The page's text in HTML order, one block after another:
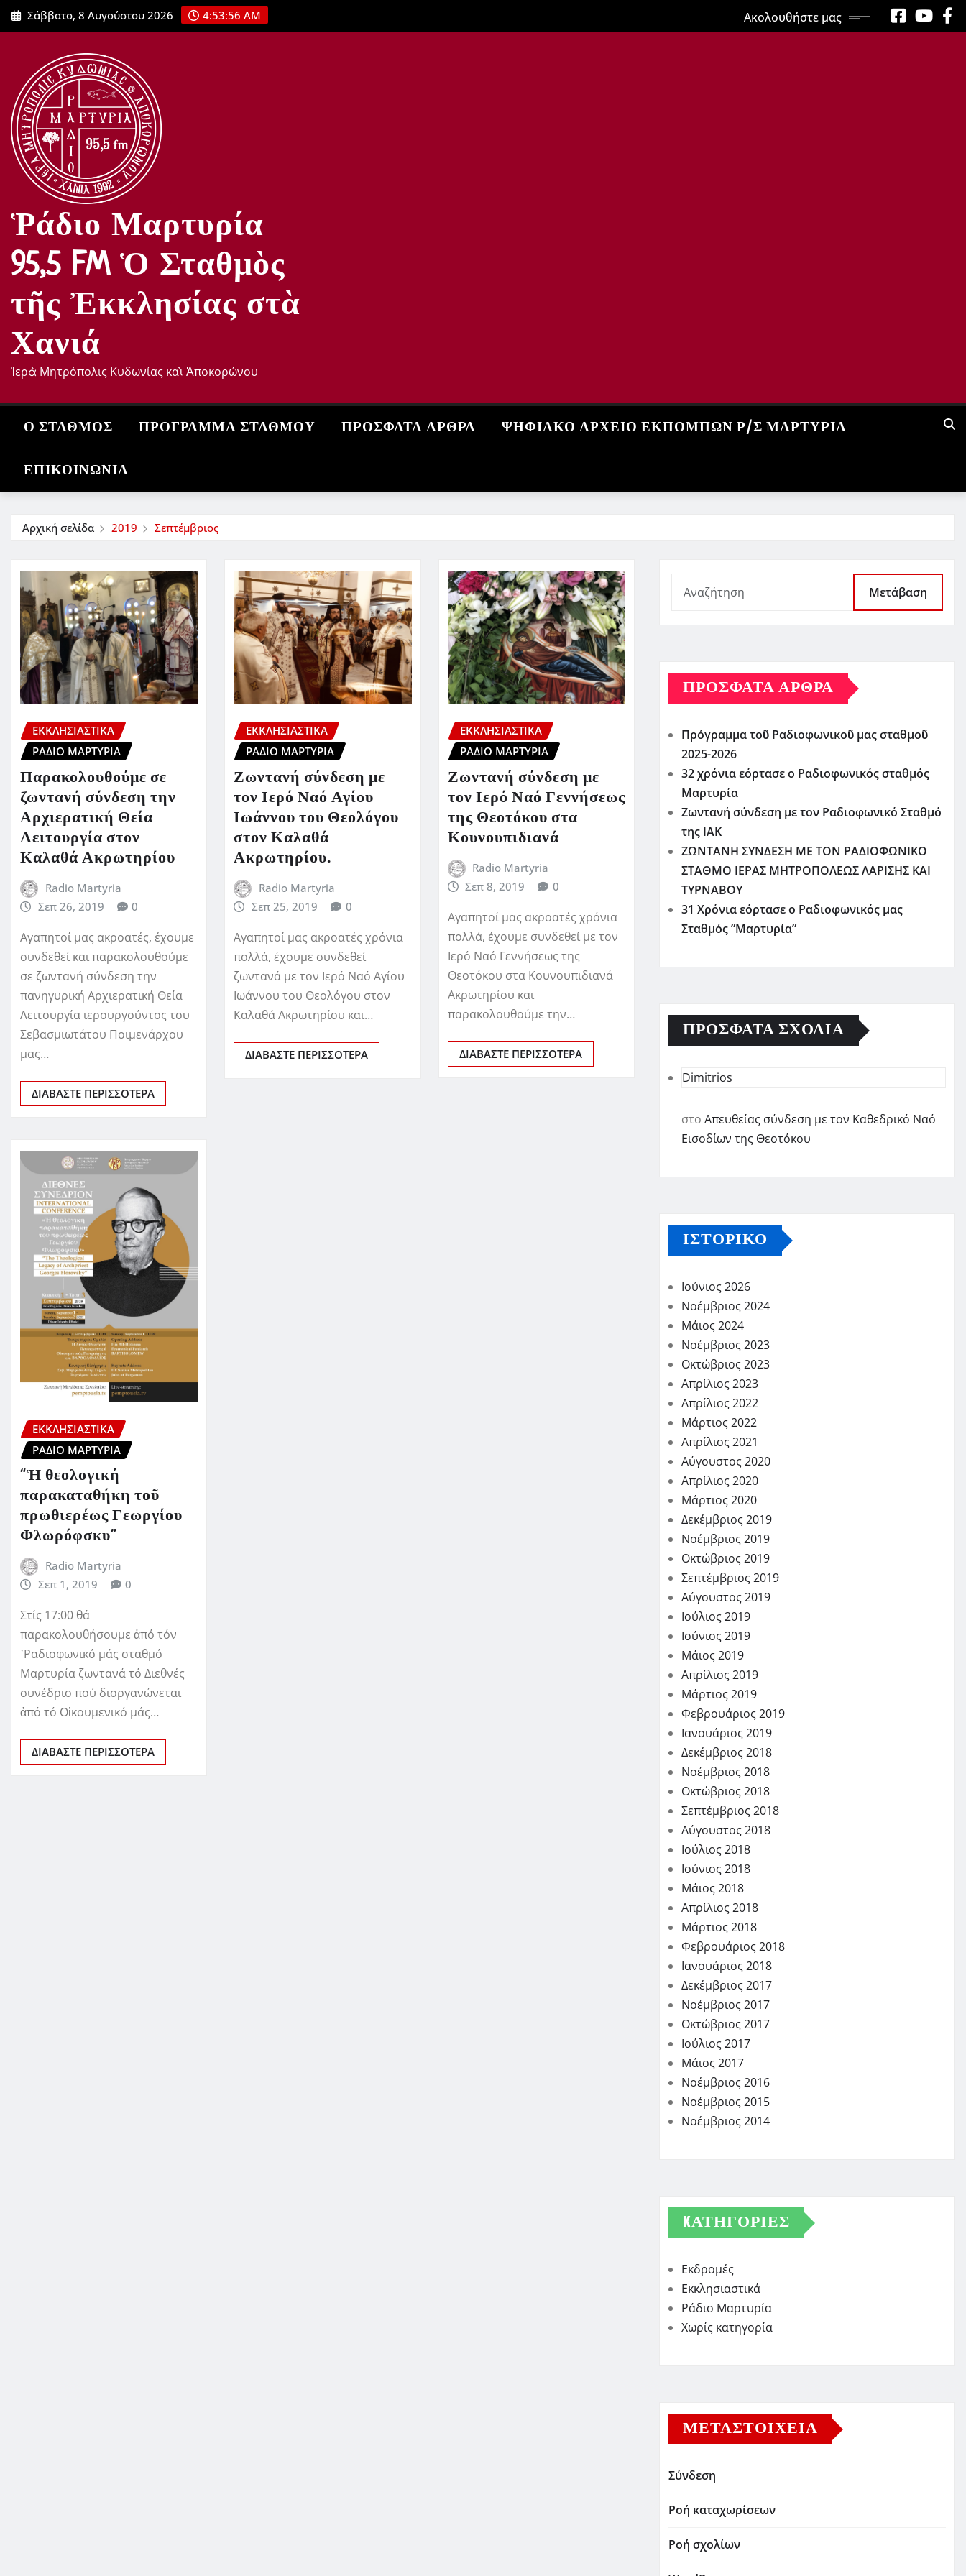
Μετάβαση
στο
Σάββατο, 8 Αυγούστου 2026 4:53:57 AM Ακολουθήστε μας
Ῥάδιο Μαρτυρία
95,5 FM Ὁ Σταθμὸς
τῆς Ἐκκλησίας στὰ
Χανιά
Ἱερὰ Μητρόπολις Κυδωνίας καὶ Ἀποκορώνου
Ο ΣΤΑΘΜΌΣ ΠΡΌΓΡΑΜΜΑ ΣΤΑΘΜΟΎ ΠΡΌΣΦΑΤΑ ΆΡΘΡΑ ΨΗΦΙΑΚΌ ΑΡΧΕΊΟ ΕΚΠΟΜΠΏΝ Ρ/Σ ΜΑΡΤΥΡΊΑ
ΕΠΙΚΟΙΝΩΝΊΑ
Αρχική σελίδα 2019 Σεπτέμβριος
ΕΚΚΛΗΣΙΑΣΤΙΚΆ
ΡΆΔΙΟ ΜΑΡΤΥΡΊΑ
Παρακολουθούμε σε
ζωντανή σύνδεση την
Αρχιερατική Θεία
Λειτουργία στον
Καλαθά Ακρωτηρίου
Radio Martyria
Σεπ 26, 2019
0
Αγαπητοί μας ακροατές, έχουμε
συνδεθεί και παρακολουθούμε
σε ζωντανή σύνδεση την
πανηγυρική Αρχιερατική Θεία
Λειτουργία ιερουργούντος του
Σεβασμιωτάτου Ποιμενάρχου
μας…
ΔΙΑΒΆΣΤΕ ΠΕΡΙΣΣΌΤΕΡΑ
ΕΚΚΛΗΣΙΑΣΤΙΚΆ
ΡΆΔΙΟ ΜΑΡΤΥΡΊΑ
Ζωντανή σύνδεση με
τον Ιερό Ναό Αγίου
Ιωάννου του Θεολόγου
στον Καλαθά
Ακρωτηρίου.
Radio Martyria
Σεπ 25, 2019
0
Αγαπητοί μας ακροατές χρόνια
πολλά, έχουμε συνδεθεί
ζωντανά με τον Ιερό Ναό Αγίου
Ιωάννου του Θεολόγου στον
Καλαθά Ακρωτηρίου και…
ΔΙΑΒΆΣΤΕ ΠΕΡΙΣΣΌΤΕΡΑ
ΕΚΚΛΗΣΙΑΣΤΙΚΆ
ΡΆΔΙΟ ΜΑΡΤΥΡΊΑ
Ζωντανή σύνδεση με
τον Ιερό Ναό Γεννήσεως
της Θεοτόκου στα
Κουνουπιδιανά
Radio Martyria
Σεπ 8, 2019
0
Αγαπητοί μας ακροατές χρόνια
πολλά, έχουμε συνδεθεί με τον
Ιερό Ναό Γεννήσεως της
Θεοτόκου στα Κουνουπιδιανά
Ακρωτηρίου και
παρακολουθούμε την…
ΔΙΑΒΆΣΤΕ ΠΕΡΙΣΣΌΤΕΡΑ
ΕΚΚΛΗΣΙΑΣΤΙΚΆ
ΡΆΔΙΟ ΜΑΡΤΥΡΊΑ
“Ἡ θεολογική
παρακαταθήκη τοῦ
πρωθιερέως Γεωργίου
Φλωρόφσκυ”
Radio Martyria
Σεπ 1, 2019
0
Στίς 17:00 θά
παρακολουθήσουμε ἀπό τόν
῾Ραδιοφωνικό μάς σταθμό
Μαρτυρία ζωντανά τό Διεθνές
συνέδριο πού διοργανώνεται
ἀπό τό Οἰκουμενικό μάς…
ΔΙΑΒΆΣΤΕ ΠΕΡΙΣΣΌΤΕΡΑ
Μετάβαση
ΠΡΌΣΦΑΤΑ ΆΡΘΡΑ
Πρόγραμμα τοῦ Ραδιοφωνικοῦ μας σταθμοῦ
2025-2026
32 χρόνια εόρτασε ο Ραδιοφωνικός σταθμός
Μαρτυρία
Ζωντανή σύνδεση με τον Ραδιοφωνικό Σταθμό
της ΙΑΚ
ΖΩΝΤΑΝΗ ΣΥΝΔΕΣΗ ΜΕ ΤΟΝ ΡΑΔΙΟΦΩΝΙΚΟ
ΣΤΑΘΜΟ ΙΕΡΑΣ ΜΗΤΡΟΠΟΛΕΩΣ ΛΑΡΙΣΗΣ ΚΑΙ
ΤΥΡΝΑΒΟΥ
31 Χρόνια εόρτασε ο Ραδιοφωνικός μας
Σταθμός ”Μαρτυρία”
ΠΡΌΣΦΑΤΑ ΣΧΌΛΙΑ
Dimitrios
στο Απευθείας σύνδεση με τον Καθεδρικό Ναό
Εισοδίων της Θεοτόκου
ΙΣΤΟΡΙΚΌ
Ιούνιος 2026
Νοέμβριος 2024
Μάιος 2024
Νοέμβριος 2023
Οκτώβριος 2023
Απρίλιος 2023
Απρίλιος 2022
Μάρτιος 2022
Απρίλιος 2021
Αύγουστος 2020
Απρίλιος 2020
Μάρτιος 2020
Δεκέμβριος 2019
Νοέμβριος 2019
Οκτώβριος 2019
Σεπτέμβριος 2019
Αύγουστος 2019
Ιούλιος 2019
Ιούνιος 2019
Μάιος 2019
Απρίλιος 2019
Μάρτιος 2019
Φεβρουάριος 2019
Ιανουάριος 2019
Δεκέμβριος 2018
Νοέμβριος 2018
Οκτώβριος 2018
Σεπτέμβριος 2018
Αύγουστος 2018
Ιούλιος 2018
Ιούνιος 2018
Μάιος 2018
Απρίλιος 2018
Μάρτιος 2018
Φεβρουάριος 2018
Ιανουάριος 2018
Δεκέμβριος 2017
Νοέμβριος 2017
Οκτώβριος 2017
Ιούλιος 2017
Μάιος 2017
Νοέμβριος 2016
Νοέμβριος 2015
Νοέμβριος 2014
KΑΤΗΓΟΡΊΕΣ
Εκδρομές
Εκκλησιαστικά
Ράδιο Μαρτυρία
Χωρίς κατηγορία
ΜΕΤΑΣΤΟΙΧΕΊΑ
Σύνδεση
Ροή καταχωρίσεων
Ροή σχολίων